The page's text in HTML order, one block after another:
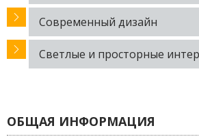
Современный дизайн
Светлые и просторные
ОБЩАЯ ИНФОРМАЦИЯ